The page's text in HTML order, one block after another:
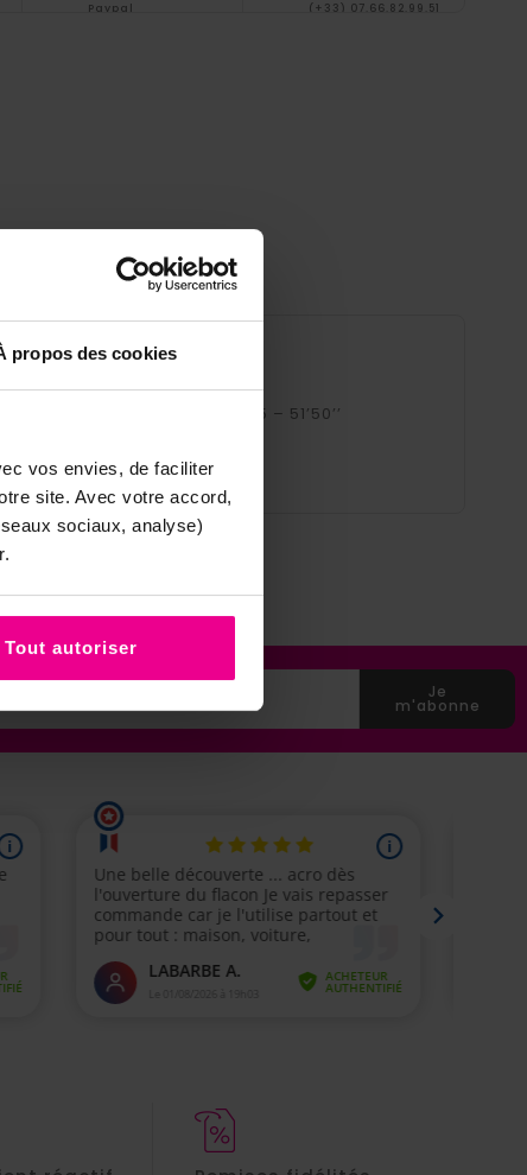
propos des cookies
vos envies, de faciliter
site. Avec votre accord,
sociaux, analyse)
Tout autoriser
Paypal
(+33) 07.66.82.99.51
conférence du 4 avril 1975 – 51’50’’
– 54’40’’
Je
m'abonne